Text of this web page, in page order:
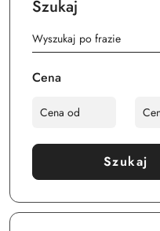
Szukaj
Cena
Szukaj